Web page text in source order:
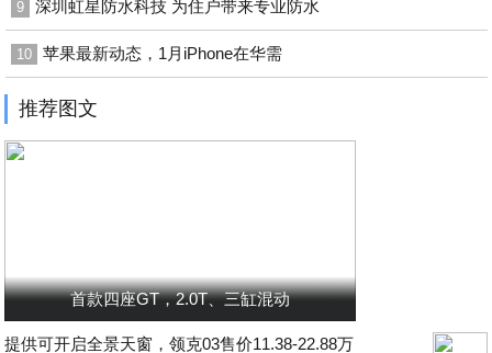
9 深圳虹星防水科技 为住户带来专业防水
10 苹果最新动态，1月iPhone在华需
推荐图文
首款四座GT，2.0T、三缸混动
提供可开启全景天窗，领克03售价11.38-22.88万